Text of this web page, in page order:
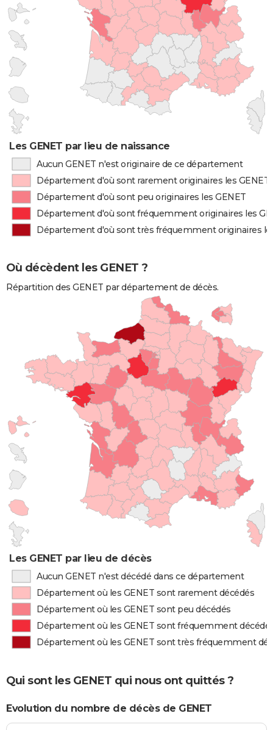
Les GENET par lieu de naissance
Aucun GENET n'est originaire de ce département
Département d'où sont rarement originaires les GENET
Département d'où sont peu originaires les GENET
Département d'où sont fréquemment originaires les
Département d'où sont très fréquemment originaires
Où décèdent les GENET ?
Répartition des GENET par département de décès.
Les GENET par lieu de décès
Aucun GENET n'est décédé dans ce département
Département où les GENET sont rarement décédés
Département où les GENET sont peu décédés
Département où les GENET sont fréquemment
Département où les GENET sont très fréquemment
Qui sont les GENET qui nous ont quittés ?
Evolution du nombre de décès de GENET